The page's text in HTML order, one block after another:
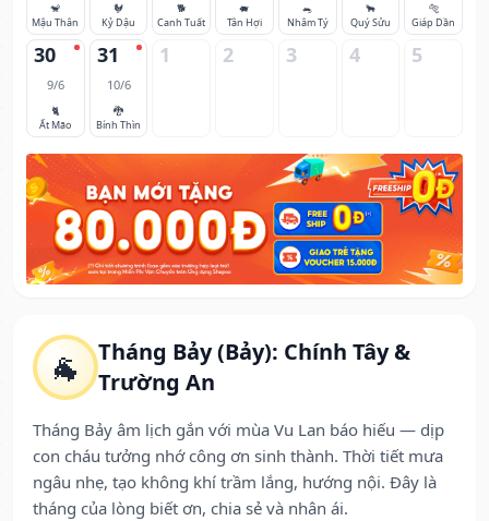
🐐
Tháng Bảy (Bảy): Chính Tây &
Trường An
Tháng Bảy âm lịch gắn với mùa Vu Lan báo hiếu — dịp
con cháu tưởng nhớ công ơn sinh thành. Thời tiết mưa
ngâu nhẹ, tạo không khí trầm lắng, hướng nội. Đây là
tháng của lòng biết ơn, chia sẻ và nhân ái.
🐒
Mậu Thân
🐓
Kỷ Dậu
🐕
Canh Tuất
🐖
Tân Hợi
🐀
Nhâm Tý
🐂
Quý Sửu
🐅
Giáp Dần
30
9/6
🐈
Ất Mão
31
10/6
🐉
Bính Thìn
1 2 3 4 5